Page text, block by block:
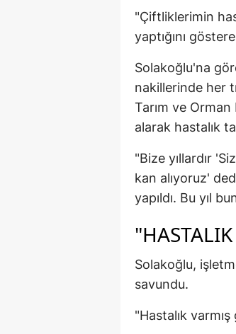
"Çiftliklerimin
yaptığını
Solakoğlu'na
nakillerinde her
Tarım ve
alarak hastalık
"Bize yıllardır
kan alıyoruz'
yapıldı. Bu yıl
Solakoğlu,
savundu.
"Hastalık